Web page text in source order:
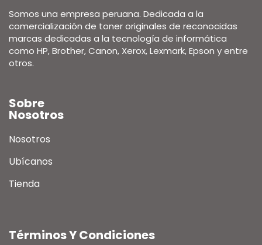
Somos una empresa peruana. Dedicada a la
comercialización de toner originales de reconocidas
marcas dedicadas a la tecnología de informática
como HP, Brother, Canon, Xerox, Lexmark, Epson y entre
otros.
Sobre
Nosotros
Nosotros
Ubícanos
Tienda
Términos Y Condiciones